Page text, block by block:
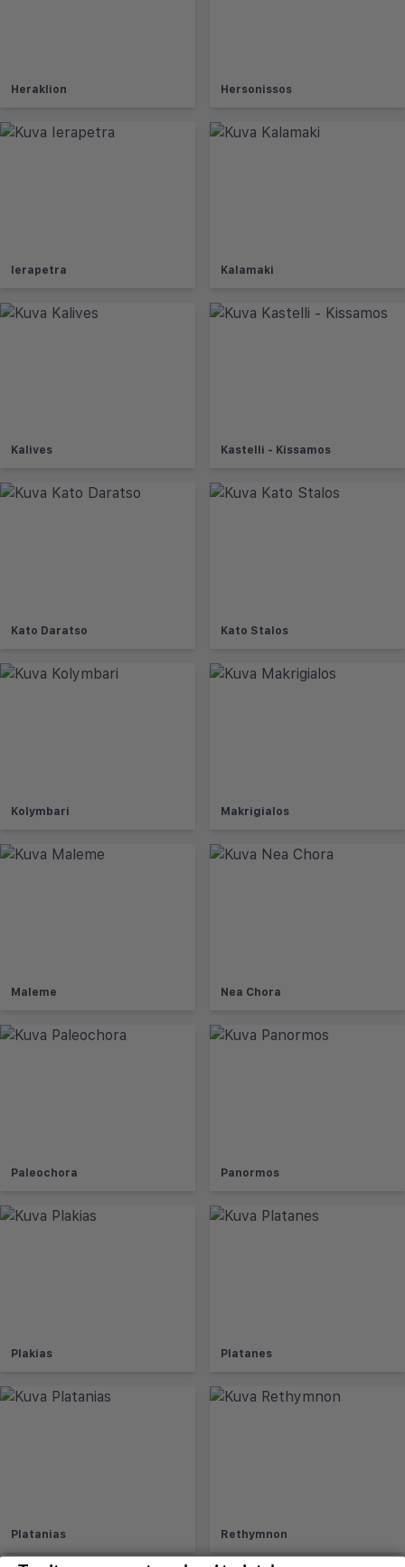
Heraklion Hersonissos
Ierapetra Kalamaki
Kalives Kastelli - Kissamos
Kato Daratso Kato Stalos
Kolymbari Makrigialos
Maleme Nea Chora
Paleochora Panormos
Plakias Platanes
Platanias Rethymnon